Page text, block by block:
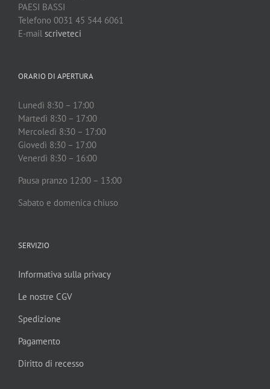
PAESI BASSI
Telefono 0031 45 544 6061
E-mail scriveteci
ORARIO DI APERTURA
Lunedì 8:30 – 17:00
Martedì 8:30 – 17:00
Mercoledì 8:30 – 17:00
Giovedì 8:30 – 17:00
Venerdì 8:30 – 16:00
Pausa pranzo 12:00 – 13:00
Sabato e domenica chiuso
SERVIZIO
Informativa sulla privacy
Le nostre CGV
Spedizione
Pagamento
Diritto di recesso